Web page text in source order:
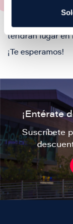
Si lo que estas
Puerto
tendrán lugar en
¡Te esperamos!
¡Entérate
Suscríbete